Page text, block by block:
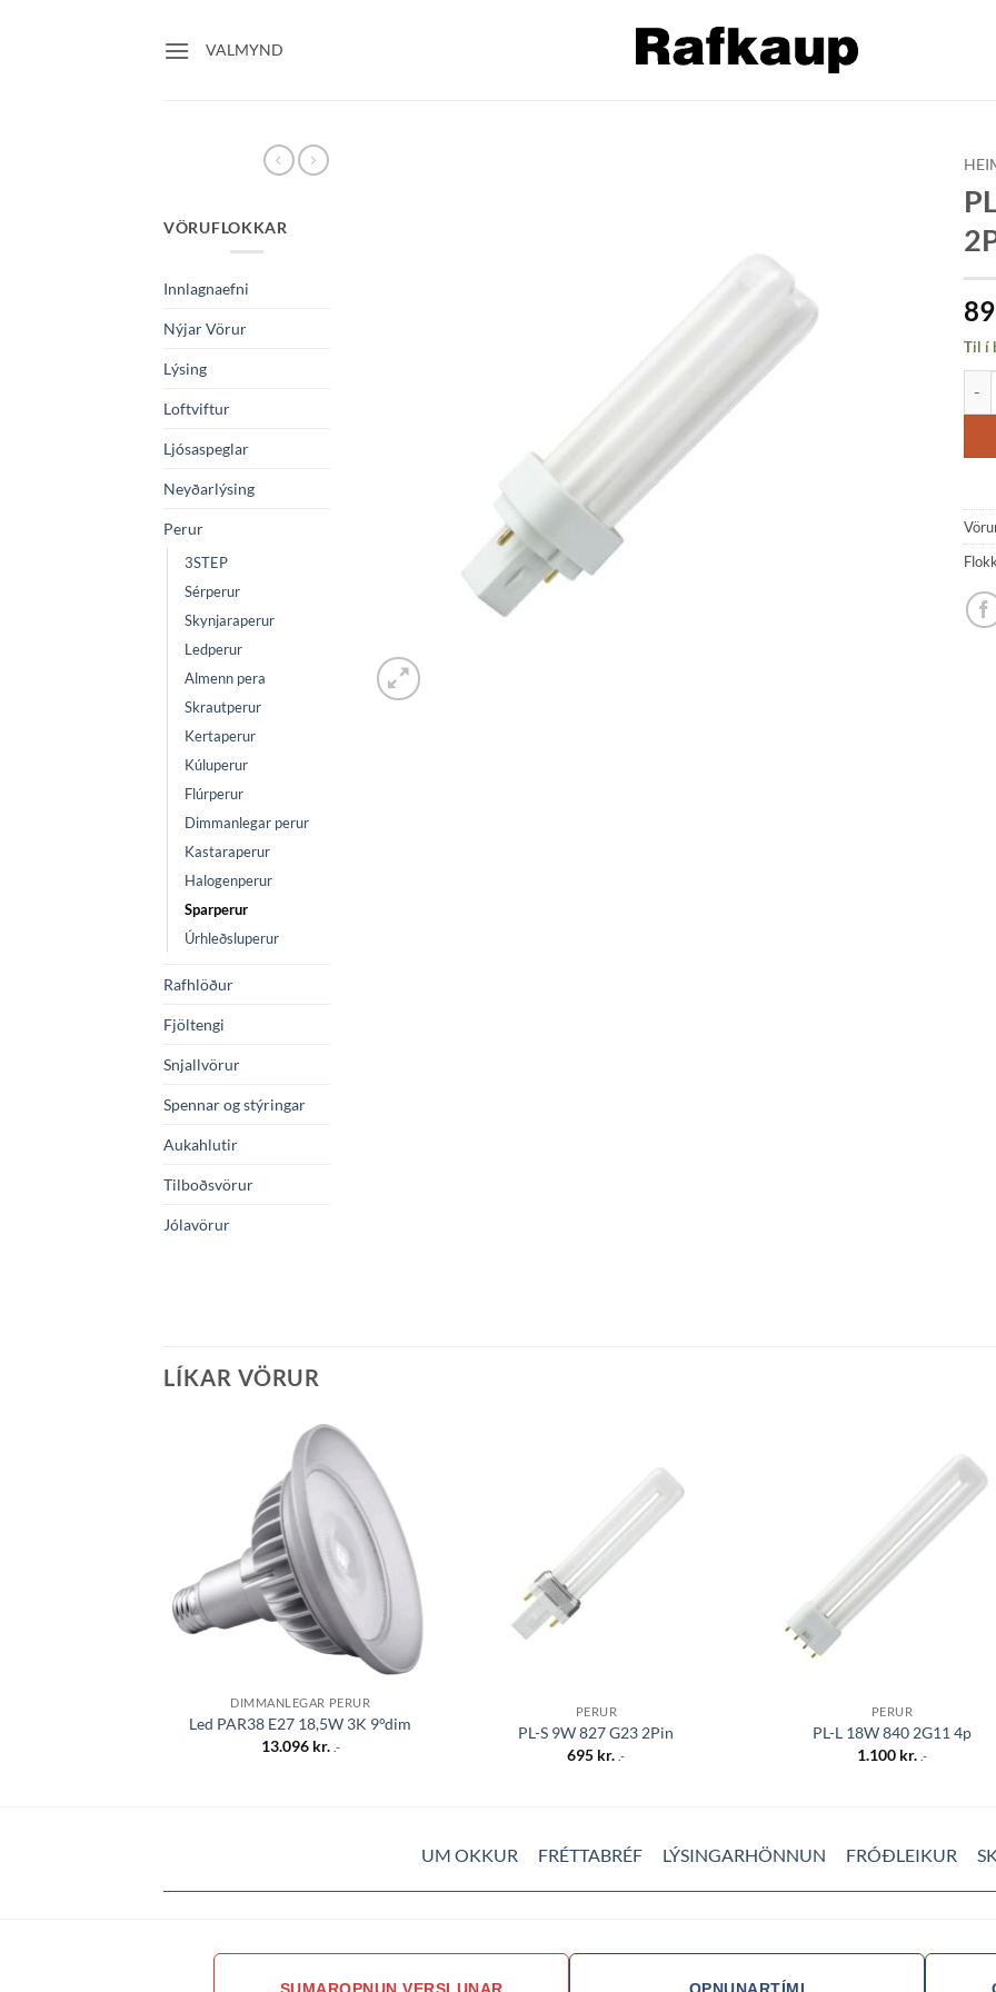
VALMYND
VÖRUFLOKKAR
Innlagnaefni
Nýjar Vörur
Lýsing
Loftviftur
Ljósaspeglar
Neyðarlýsing
Perur
3STEP
Sérperur
Skynjaraperur
Ledperur
Almenn pera
Skrautperur
Kertaperur
Kúluperur
Flúrperur
Dimmanlegar perur
Kastaraperur
Halogenperur
Sparperur
Úrhleðsluperur
Rafhlöður
Fjöltengi
Snjallvörur
Spennar og stýringar
Aukahlutir
Tilboðsvörur
Jólavörur
Til í
LÍKAR VÖRUR
Bæta á
óskalista
DIMMANLEGAR PERUR
Led PAR38 E27 18,5W 3K 9°dim
13.096 kr. .-
Bæta á
óskalista
PERUR
PL-S 9W 827 G23 2Pin
695 kr. .-
Bæta
PERUR
PL-L 18W 840 2G11 4p
1.100 kr. .-
UM OKKUR FRÉTTABRÉF LÝSINGARHÖNNUN FRÓÐLEIKUR